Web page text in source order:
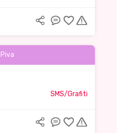
Piva
SMS/Grafiti